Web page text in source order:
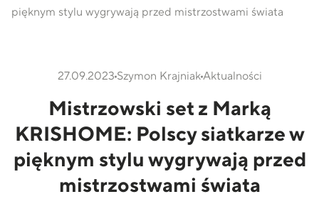
pięknym stylu wygrywają przed mistrzostwami świata
27.09.2023Szymon KrajniakAktualności
Mistrzowski set z Marką
KRISHOME: Polscy siatkarze w
pięknym stylu wygrywają przed
mistrzostwami świata